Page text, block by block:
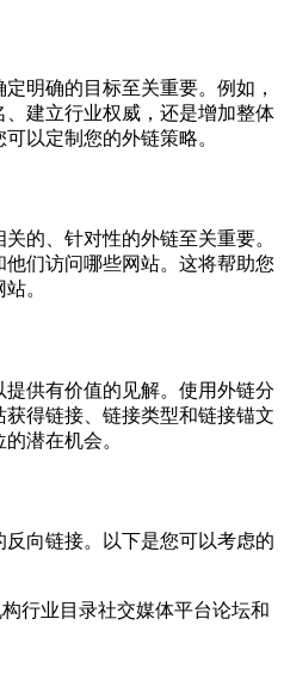
明确的目标至关重要。例如，
建立行业权威，还是增加整体
以定制您的外链策略。
的、针对性的外链至关重要。
们访问哪些网站。这将帮助您
。
供有价值的见解。使用外链分
得链接、链接类型和链接锚文
潜在机会。
向链接。以下是您可以考虑的
行业目录社交媒体平台论坛和